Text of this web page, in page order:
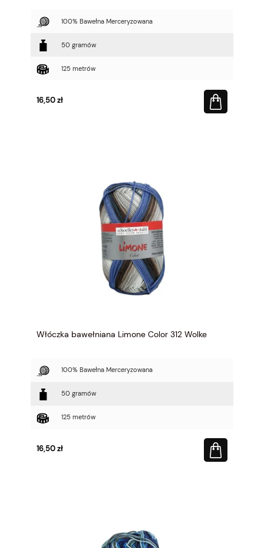
100% Bawełna Merceryzowana
50 gramów
125 metrów
16,50 zł
Włóczka bawełniana Limone Color 312 Wolke
100% Bawełna Merceryzowana
50 gramów
125 metrów
16,50 zł